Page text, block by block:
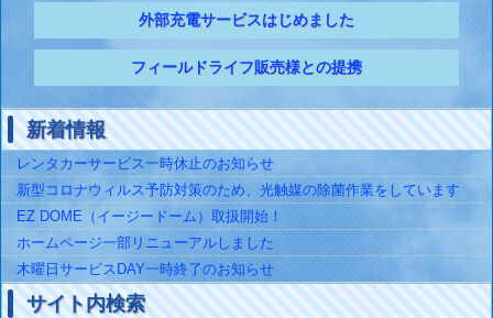
外部充電サービスはじめました
フィールドライフ販売様との提携
新着情報
レンタカーサービス一時休止のお知らせ
新型コロナウィルス予防対策のため、光触媒の除菌作業をしています
EZ DOME（イージードーム）取扱開始！
ホームページ一部リニューアルしました
木曜日サービスDAY一時終了のお知らせ
サイト内検索